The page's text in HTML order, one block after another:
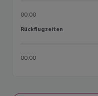
00:00
Rückflugzeiten
Rückflugzeiten
00:00